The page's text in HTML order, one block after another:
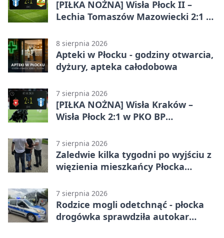
[PIŁKA NOŻNA] Wisła Płock II –
Lechia Tomaszów Mazowiecki 2:1 w
8 sierpnia 2026
Apteki w Płocku - godziny otwarcia,
dyżury, apteka całodobowa
7 sierpnia 2026
[PIŁKA NOŻNA] Wisła Kraków –
Wisła Płock 2:1 w PKO BP
rozstrzygnęli mecz przed przerwą
7 sierpnia 2026
Zaledwie kilka tygodni po wyjściu z
więzienia mieszkańcy Płocka
7 sierpnia 2026
Rodzice mogli odetchnąć - płocka
drogówka sprawdziła autokar